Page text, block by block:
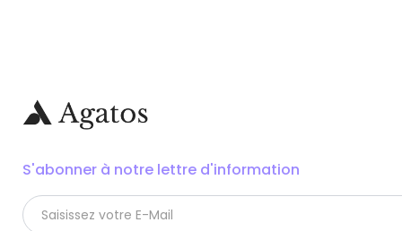
S'abonner à notre lettre d'information